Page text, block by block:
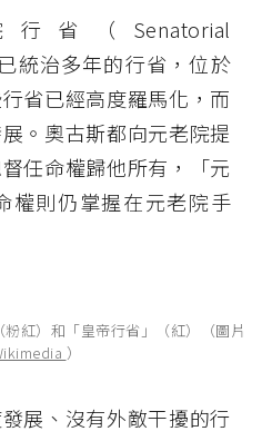
省（Senatorial
統治多年的行省，位於
省已經高度羅馬化，而
。奧古斯都向元老院提
任命權歸他所有，「元
權則仍掌握在元老院手
紅）和「皇帝行省」（紅）（圖片
）
展、沒有外敵干擾的行